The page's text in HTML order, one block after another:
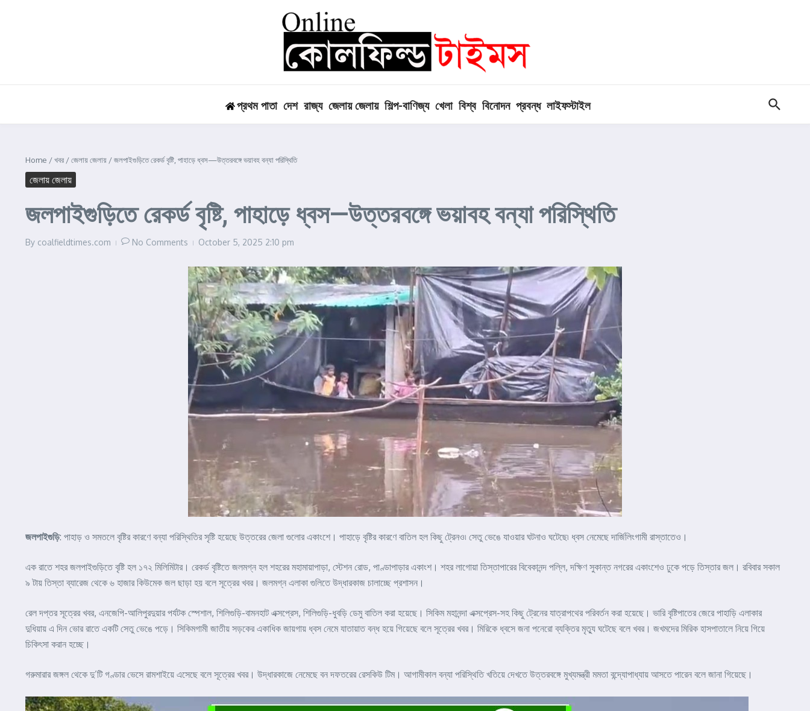
প্রথম পাতা দেশ রাজ্য জেলায় জেলায় শিল্প-বাণিজ্য খেলা বিশ্ব বিনোদন প্রবন্ধ লাইফস্টাইল
Home /খবর /জেলায় জেলায় /জলপাইগুড়িতে রেকর্ড বৃষ্টি, পাহাড়ে ধ্বস—উত্তরবঙ্গে ভয়াবহ বন্যা পরিস্থিতি
জেলায় জেলায়
জলপাইগুড়িতে রেকর্ড বৃষ্টি, পাহাড়ে ধ্বস—উত্তরবঙ্গে ভয়াবহ বন্যা পরিস্থিতি
By coalfieldtimes.com No Comments October 5, 2025 2:10 pm
জলপাইগুড়ি: পাহাড় ও সমতলে বৃষ্টির কারণে বন্যা পরিস্থিতির সৃষ্টি হয়েছে উত্তরের জেলা গুলোর একাংশে। পাহাড়ে বৃষ্টির কারণে বাতিল হল কিছু ট্রেনও৷ সেতু ভেঙে যাওয়ার ঘটনাও ঘটেছে৷ ধ্বস নেমেছে দার্জিলিংগামী রাস্তাতেও।
এক রাতে শহর জলপাইগুড়িতে বৃষ্টি হল ১৭২ মিলিমিটার। রেকর্ড বৃষ্টিতে জলমগ্ন হল শহরের মহামায়াপাড়া, স্টেশন রোড, পাণ্ডাপাড়ার একাংশ। শহর লাগোয়া তিস্তাপারের বিবেকানন্দ পল্লি, দক্ষিণ সুকান্ত নগরের একাংশেও ঢুকে পড়ে তিস্তার জল। রবিবার সকাল
৯ টায় তিস্তা ব্যারেজ থেকে ৬ হাজার কিউমেক জল ছাড়া হয় বলে সূত্রের খবর। জলমগ্ন এলাকা গুলিতে উদ্ধারকাজ চালাচ্ছে প্রশাসন।
রেল দপ্তর সূত্রের খবর, এনজেপি-আলিপুরদুয়ার পর্যটক স্পেশাল, শিলিগুড়ি-বামনহাট এক্সপ্রেস, শিলিগুড়ি-ধুবড়ি ডেমু বাতিল করা হয়েছে। সিকিম মহানন্দা এক্সপ্রেস-সহ কিছু ট্রেনের যাত্রাপথের পরিবর্তন করা হয়েছে। ভারি বৃষ্টিপাতের জেরে পাহাড়ি এলাকার
দুধিয়ায় এ দিন ভোর রাতে একটি সেতু ভেঙে পড়ে। সিকিমগামী জাতীয় সড়কের একাধিক জায়গায় ধ্বস নেমে যাতায়াত বন্ধ হয়ে গিয়েছে বলে সূত্রের খবর। মিরিকে ধ্বসে জনা পনেরো ব্যক্তির মৃত্যু ঘটেছে বলে খবর। জখমদের মিরিক হাসপাতালে নিয়ে গিয়ে
চিকিৎসা করান হচ্ছে।
গরুমারার জঙ্গল থেকে দু’টি গণ্ডার ভেসে রামশাইয়ে এসেছে বলে সূত্রের খবর। উদ্ধারকাজে নেমেছে বন দফতরের রেসকিউ টিম। আগামীকাল বন্যা পরিস্থিতি খতিয়ে দেখতে উত্তরবঙ্গে মুখ্যমন্ত্রী মমতা বন্দ্যোপাধ্যায় আসতে পারেন বলে জানা গিয়েছে।